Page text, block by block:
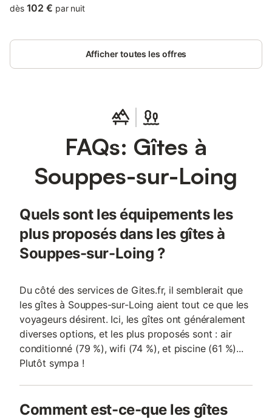
private parking.
dès 102 € par nuit
Afficher toutes les offres
FAQs: Gîtes à
Souppes-sur-Loing
Quels sont les équipements les
plus proposés dans les gîtes à
Souppes-sur-Loing ?
Du côté des services de Gites.fr, il semblerait que
les gîtes à Souppes-sur-Loing aient tout ce que les
voyageurs désirent. Ici, les gîtes ont généralement
diverses options, et les plus proposés sont : air
conditionné (79 %), wifi (74 %), et piscine (61 %)...
Plutôt sympa !
Comment est-ce-que les gîtes